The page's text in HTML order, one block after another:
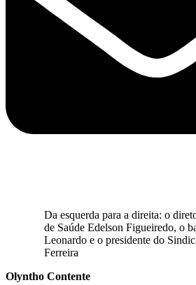
Da esquerda para a direita: o
de Saúde Edelson Figueiredo, o
Leonardo e o presidente do
Ferreira
Olyntho Contente